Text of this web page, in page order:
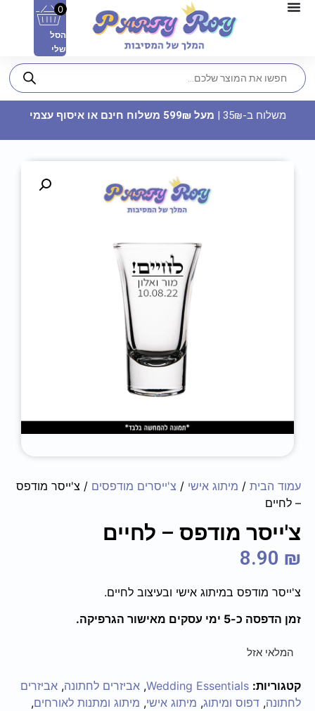
8.90
0
הסל
שלי
משלוח ב-35₪ | מעל 599₪ משלוח חינם או איסוף עצמי
עמוד הבית / מיתוג אישי / צ'ייסרים מודפסים / צ'ייסר מודפס
– ‏‏לחיים
צ'ייסר מודפס – ‏‏לחיים
8.90 ₪
צ'ייסר מודפס במיתוג אישי ובעיצוב לחיים.
זמן הדפסה כ-5 ימי עסקים מאישור הגרפיקה.
המלאי אזל
קטגוריות: Wedding Essentials
, אביזרים לחתונה, אביזרים
לחתונה, דפוס ומיתוג, מיתוג אישי, מיתוג ומתנות לאורחים,